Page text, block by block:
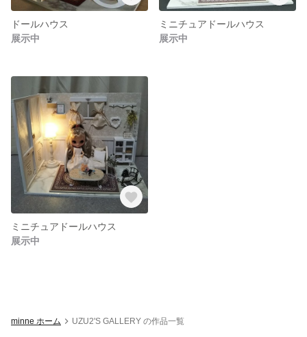
ドールハウス
展示中
ミニチュアドールハウス
展示中
ミニチュアドールハウス
展示中
minne ホーム UZU2'S GALLERY の作品一覧